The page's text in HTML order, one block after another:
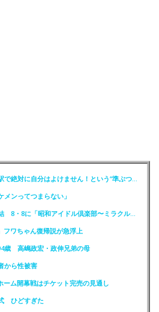
メンってつまらない」
【芸能】80年代アイドルが集結 8・8に「昭和アイドル倶楽部〜ミラクル同窓会〜」を開催
フワちゃん復帰説が急浮上
歳 高嶋政宏・政伸兄弟の母
から性被害
ーム開幕戦はチケット完売の見通し
ひどすぎた